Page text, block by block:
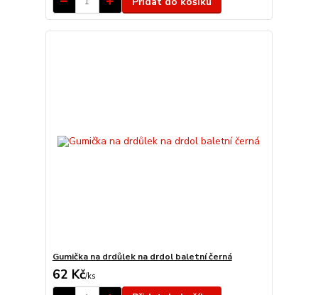
Gumička na drdůlek na drdol baletní černá
62 Kč/ks